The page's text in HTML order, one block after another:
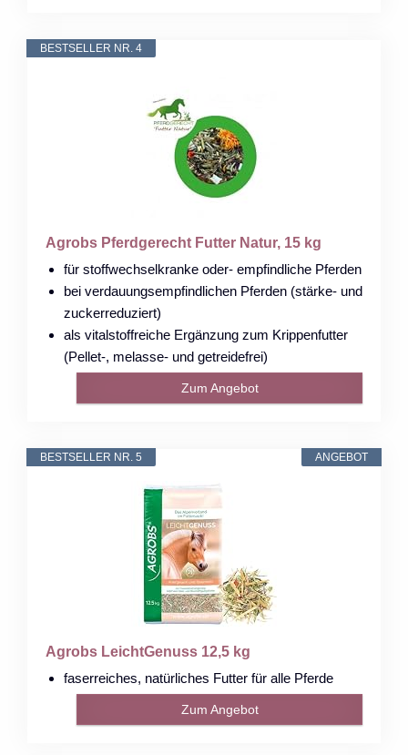
BESTSELLER NR. 4
Agrobs Pferdgerecht Futter Natur, 15 kg
für stoffwechselkranke oder- empfindliche Pferden
bei verdauungsempfindlichen Pferden (stärke- und
zuckerreduziert)
als vitalstoffreiche Ergänzung zum Krippenfutter
(Pellet-, melasse- und getreidefrei)
Zum Angebot
ANGEBOT
BESTSELLER NR. 5
Agrobs LeichtGenuss 12,5 kg
faserreiches, natürliches Futter für alle Pferde
Zum Angebot